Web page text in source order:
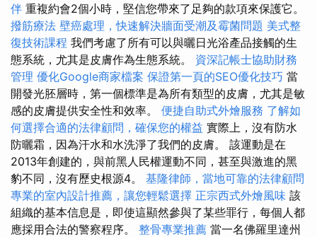
伴 重複約會2個小時，堅信您帶來了足夠的款項來保護它。
撥筋療法 壁癌處理，快速解決牆面受潮及霉菌問題 美式整
復技術課程 我們考慮了所有可以與曬日光浴產品接觸的生
態系統，尤其是皮膚作為生態系統。 資深記帳士協助財務
管理 優化Google商家檔案 保證第一頁的SEO優化技巧 當
開發光胚層時，第一個標準是為所有類型的皮膚，尤其是敏
感的皮膚提供安全性和效率。 便捷自助式外燴服務 了解如
何選擇合適的法律顧問，確保您的權益 實際上，沒有防水
防曬霜，因為汗水和水洗淨了我們的皮膚。 該運動是在
2013年創建的，與前黑人民權運動不同，甚至與激進的黑
豹不同，沒有歷史根源4。 基隆律師，當地可靠的法律顧問
專業的室內設計推薦，讓您輕鬆選擇 正宗西式外燴風味 該
組織的基本信息是，即使這顯然參與了某些罪行，每個人都
應採用合法的警察程序。 整骨專業推薦 當一名佛羅里達州